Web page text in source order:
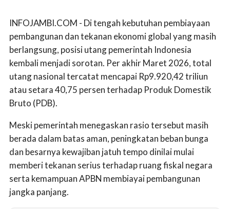
INFOJAMBI.COM - Di tengah kebutuhan pembiayaan
pembangunan dan tekanan ekonomi global yang masih
berlangsung, posisi utang pemerintah Indonesia
kembali menjadi sorotan. Per akhir Maret 2026, total
utang nasional tercatat mencapai Rp9.920,42 triliun
atau setara 40,75 persen terhadap Produk Domestik
Bruto (PDB).
Meski pemerintah menegaskan rasio tersebut masih
berada dalam batas aman, peningkatan beban bunga
dan besarnya kewajiban jatuh tempo dinilai mulai
memberi tekanan serius terhadap ruang fiskal negara
serta kemampuan APBN membiayai pembangunan
jangka panjang.